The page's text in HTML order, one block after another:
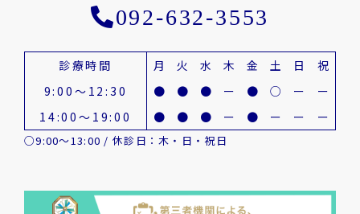
092-632-3553
診療時間 月 火 水 木 金 土 日
祝
9:00～12:30
● ● ● ー ● ○ ー
ー
14:00～19:00
● ● ● ー ● ー ー ー
○9:00～13:00 / 休診日：木・日・祝日